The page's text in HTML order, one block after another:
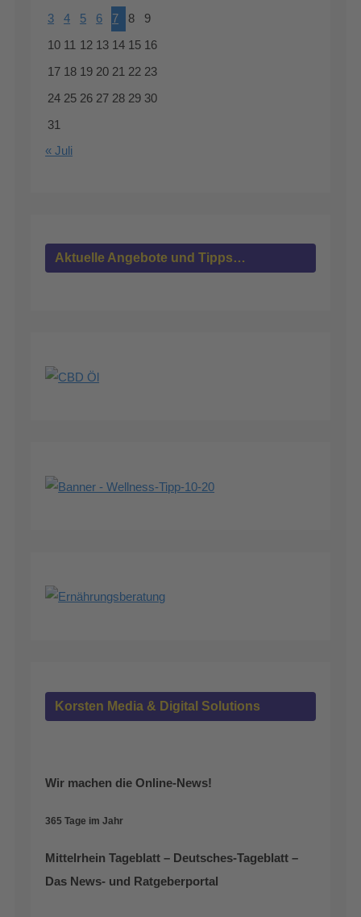
3 4 5 6 7 8 9
10 11 12 13 14 15 16
17 18 19 20 21 22 23
24 25 26 27 28 29 30
31
« Juli
Aktuelle Angebote und Tipps…
Korsten Media & Digital Solutions
Wir machen die Online-News!
365 Tage im Jahr
Mittelrhein Tageblatt – Deutsches-Tageblatt –
Das News- und Ratgeberportal